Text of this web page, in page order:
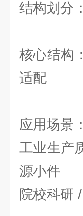
结构划分
核心结构
适配
应用场景：
工业生产
源小件
院校科研